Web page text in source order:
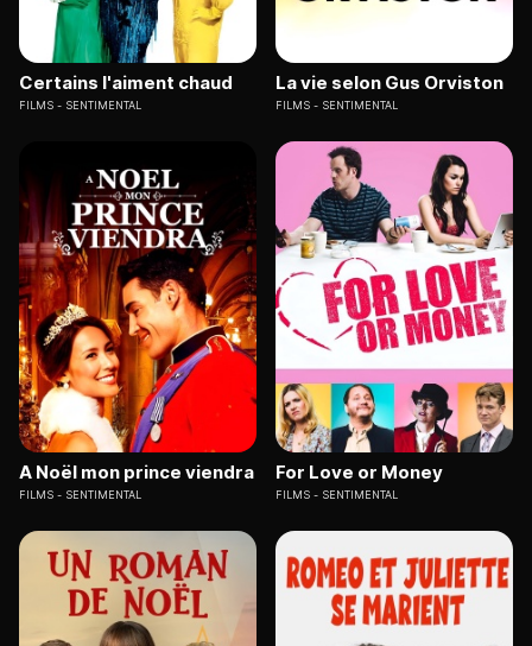
Certains l'aiment chaud
FILMS SENTIMENTAL
La vie selon Gus Orviston
FILMS SENTIMENTAL
A Noël mon prince viendra
FILMS SENTIMENTAL
For Love or Money
FILMS SENTIMENTAL